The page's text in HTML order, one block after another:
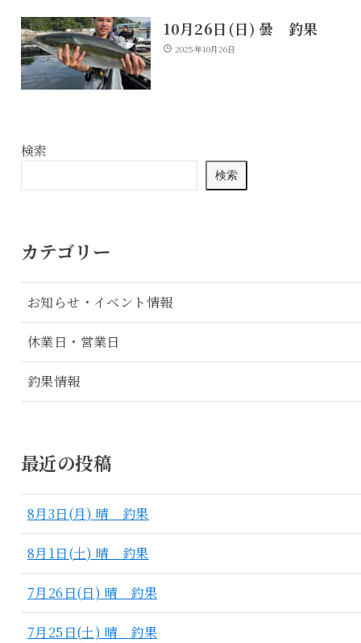
10月26日(日) 曇 釣果
2025年10月26日
検索
検索
カテゴリー
お知らせ・イベント情報
休業日・営業日
釣果情報
最近の投稿
8月3日(月) 晴 釣果
8月1日(土) 晴 釣果
7月26日(日) 晴 釣果
7月25日(土) 晴 釣果